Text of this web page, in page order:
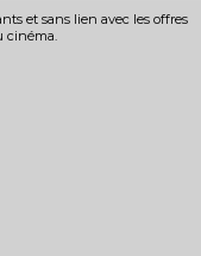
et sans lien avec les offres
cinéma.